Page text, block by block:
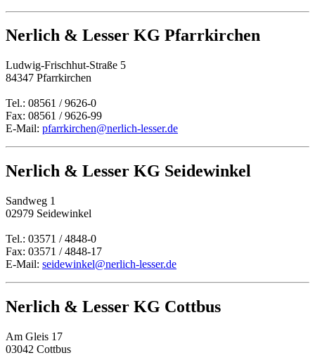
Nerlich & Lesser KG Pfarrkirchen
Ludwig-Frischhut-Straße 5
84347 Pfarrkirchen
Tel.: 08561 / 9626-0
Fax: 08561 / 9626-99
E-Mail: pfarrkirchen@nerlich-lesser.de
Nerlich & Lesser KG Seidewinkel
Sandweg 1
02979 Seidewinkel
Tel.: 03571 / 4848-0
Fax: 03571 / 4848-17
E-Mail: seidewinkel@nerlich-lesser.de
Nerlich & Lesser KG Cottbus
Am Gleis 17
03042 Cottbus